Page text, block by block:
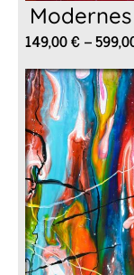
149,00€–